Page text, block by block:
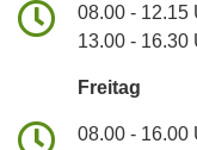
08.00 - 12.15
13.00 - 16.30
Freitag
08.00 - 16.00